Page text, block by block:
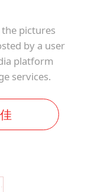
pictures
by a user
platform
services.